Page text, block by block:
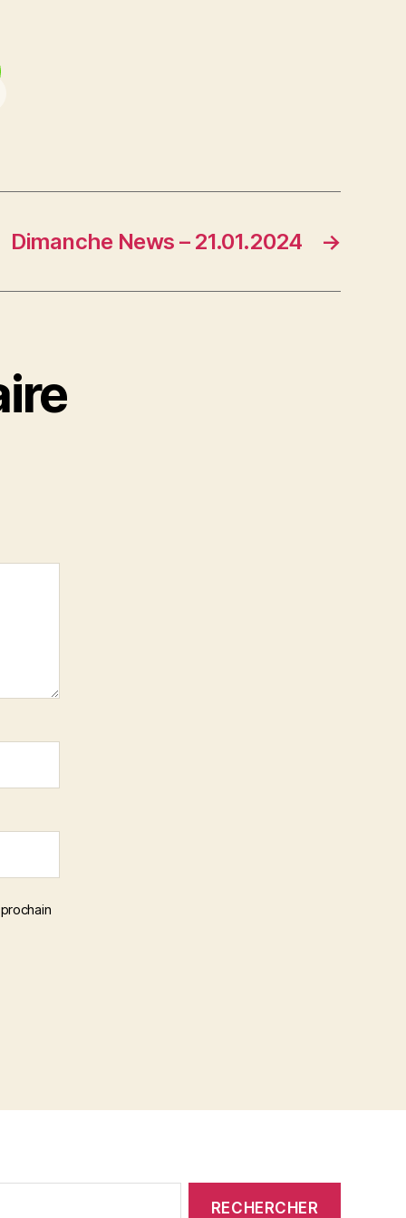
→
Dimanche News – 21.01.2024